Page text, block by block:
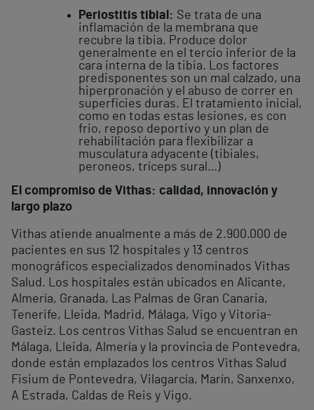
Periostitis tibial: Se trata de una
inflamación de la membrana que
recubre la tibia. Produce dolor
generalmente en el tercio inferior de la
cara interna de la tibia. Los factores
predisponentes son un mal calzado, una
hiperpronación y el abuso de correr en
superficies duras. El tratamiento inicial,
como en todas estas lesiones, es con
frio, reposo deportivo y un plan de
rehabilitación para flexibilizar a
musculatura adyacente (tibiales,
peroneos, tríceps sural…)
El compromiso de Vithas: calidad, innovación y
largo plazo
Vithas atiende anualmente a más de 2.900.000 de
pacientes en sus 12 hospitales y 13 centros
monográficos especializados denominados Vithas
Salud. Los hospitales están ubicados en Alicante,
Almería, Granada, Las Palmas de Gran Canaria,
Tenerife, Lleida, Madrid, Málaga, Vigo y Vitoria-
Gasteiz. Los centros Vithas Salud se encuentran en
Málaga, Lleida, Almería y la provincia de Pontevedra,
donde están emplazados los centros Vithas Salud
Fisium de Pontevedra, Vilagarcía, Marín, Sanxenxo,
A Estrada, Caldas de Reis y Vigo.